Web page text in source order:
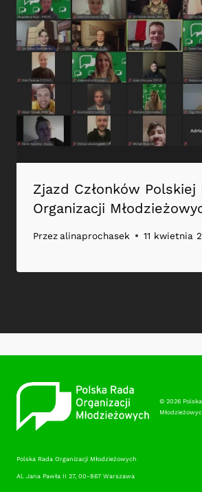
Zjazd Członków Polskiej
Organizacji
Przezalinaprochasek 11 kwietnia
© 2026
Polska Rada Organizacji Młodzieżowych
Al. Jana Pawła II 27, 00-867 Warszawa